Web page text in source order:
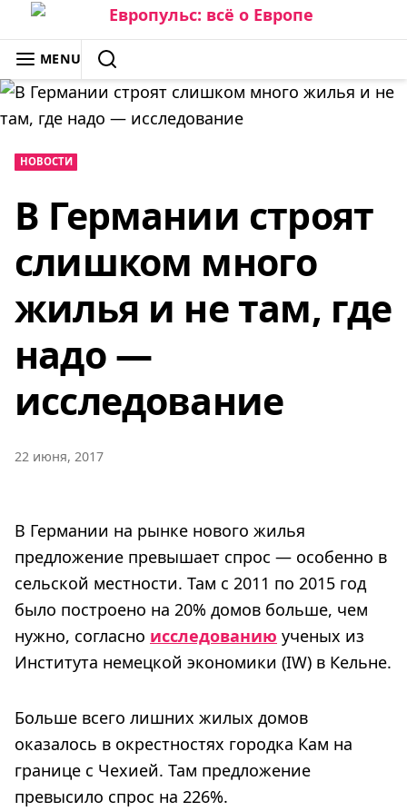
Skip
to
content
ЕВРОПУЛЬС: ВСЁ О ЕВРОПЕ
MENU
SEARCH
НОВОСТИ
В Германии строят
слишком много
жилья и не там, где
надо —
исследование
22 июня, 2017
В Германии на рынке нового жилья
предложение превышает спрос — особенно в
сельской местности. Там с 2011 по 2015 год
было построено на 20% домов больше, чем
нужно, согласно исследованию ученых из
Института немецкой экономики (IW) в Кельне.
Больше всего лишних жилых домов
оказалось в окрестностях городка Кам на
границе с Чехией. Там предложение
превысило спрос на 226%.